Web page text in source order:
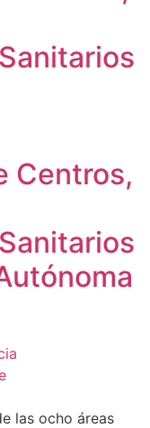
Centros,
las ocho áreas